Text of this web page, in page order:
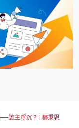
誰主浮沉？ | 鄒秉恩